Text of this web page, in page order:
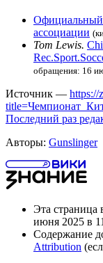
Официальный
ассоциации
Tom Lewis.
обращения: 16
Источник — https://
Последний раз
Авторы: Gunslinger
Эта страница
июня 2025 в
Содержание
Attribution